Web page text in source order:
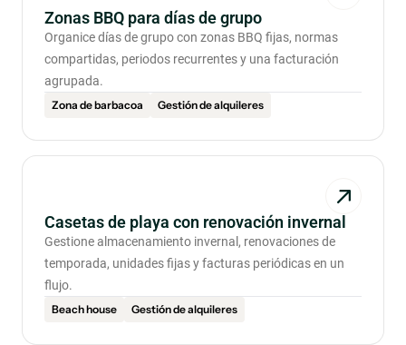
Zonas BBQ para días de grupo
Organice días de grupo con zonas BBQ fijas, normas
compartidas, periodos recurrentes y una facturación
agrupada.
Zona de barbacoa
Gestión de alquileres
Casetas de playa con renovación invernal
Gestione almacenamiento invernal, renovaciones de
temporada, unidades fijas y facturas periódicas en un
flujo.
Beach house
Gestión de alquileres